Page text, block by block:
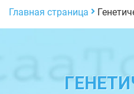
Главная страница